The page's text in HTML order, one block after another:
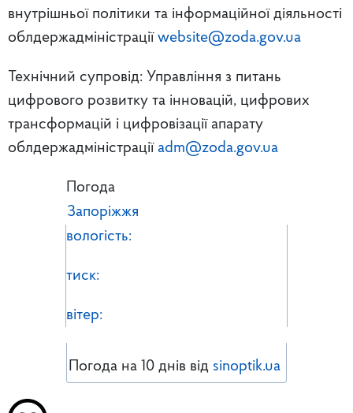
внутрішньої політики та інформаційної діяльності
облдержадміністрації website@zoda.gov.ua
Технічний супровід: Управління з питань
цифрового розвитку та інновацій, цифрових
трансформацій і цифровізації апарату
облдержадміністрації adm@zoda.gov.ua
Погода
Запоріжжя
вологість:
тиск:
вітер:
Погода на 10 днів від sinoptik.ua